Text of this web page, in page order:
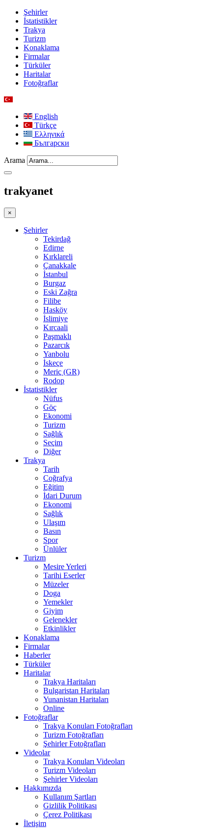
Şehirler
İstatistikler
Trakya
Turizm
Konaklama
Firmalar
Türküler
Haritalar
Fotoğraflar
English
Türkçe
Ελληνικά
Български
Arama
trakyanet
×
Şehirler
Tekirdağ
Edirne
Kırklareli
Çanakkale
İstanbul
Burgaz
Eski Zağra
Filibe
Hasköy
İslimiye
Kırcaali
Paşmaklı
Pazarcık
Yanbolu
İskeçe
Meriç (GR)
Rodop
İstatistikler
Nüfus
Göç
Ekonomi
Turizm
Sağlık
Seçim
Diğer
Trakya
Tarih
Coğrafya
Eğitim
İdari Durum
Ekonomi
Sağlık
Ulaşım
Basın
Spor
Ünlüler
Turizm
Mesire Yerleri
Tarihi Eserler
Müzeler
Doga
Yemekler
Giyim
Gelenekler
Etkinlikler
Konaklama
Firmalar
Haberler
Türküler
Haritalar
Trakya Haritaları
Bulgaristan Haritaları
Yunanistan Haritaları
Online
Fotoğraflar
Trakya Konuları Fotoğrafları
Turizm Fotoğrafları
Şehirler Fotoğrafları
Videolar
Trakya Konuları Videoları
Turizm Videoları
Şehirler Videoları
Hakkımızda
Kullanım Şartları
Gizlilik Politikası
Çerez Politikası
İletişim